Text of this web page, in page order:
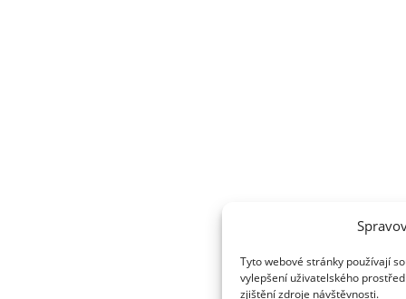
Tyto webové stránky používají
vylepšení uživatelského
zjištění zdroje návštěvnosti.